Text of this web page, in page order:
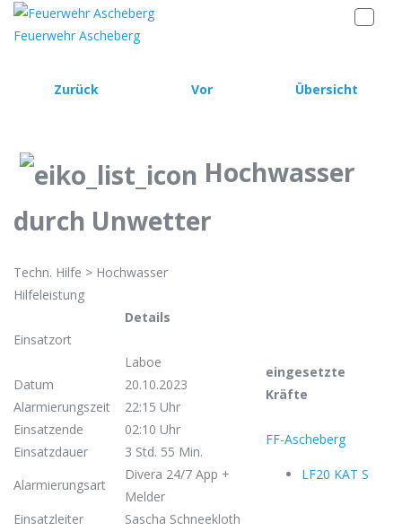
Feuerwehr Ascheberg
Zurück Vor Übersicht
Hochwasser
durch Unwetter
Techn. Hilfe > Hochwasser
Hilfeleistung
Einsatzort
Details
Laboe
Datum
20.10.2023
Alarmierungszeit
22:15 Uhr
Einsatzende
02:10 Uhr
Einsatzdauer
3 Std. 55 Min.
Alarmierungsart
Divera 24/7 App +
Melder
Einsatzleiter
Sascha Schneekloth
eingesetzte
Kräfte
FF-Ascheberg
LF20 KAT S